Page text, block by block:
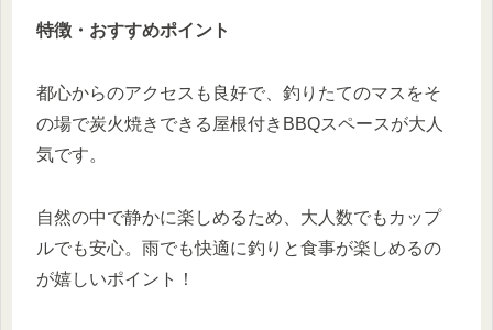
特徴・おすすめポイント
都心からのアクセスも良好で、釣りたてのマスをそ
の場で炭火焼きできる屋根付きBBQスペースが大人
気です。
自然の中で静かに楽しめるため、大人数でもカップ
ルでも安心。雨でも快適に釣りと食事が楽しめるの
が嬉しいポイント！